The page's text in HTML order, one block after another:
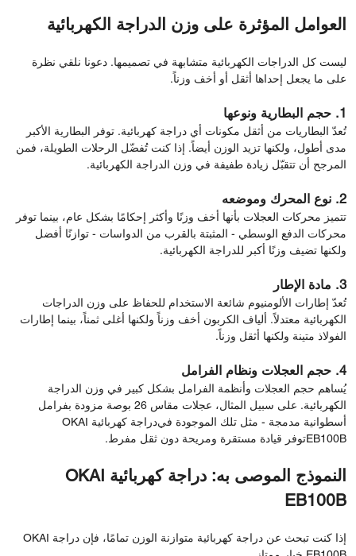
العوامل المؤثرة على وزن الدراجة الكهربائية
ليست كل الدراجات الكهربائية متشابهة في تصميمها. دعونا نلقي نظرة
على ما يجعل إحداها أثقل أو أخف وزناً.
1. حجم البطارية ونوعها
تُعدّ البطاريات من أثقل مكونات أي دراجة كهربائية. توفر البطارية الأكبر
مدى أطول، ولكنها تزيد الوزن أيضاً. إذا كنت تُفضّل الرحلات الطويلة، فمن
المرجح أن تتقبّل زيادة طفيفة في وزن الدراجة الكهربائية.
2. نوع المحرك وموضعه
تتميز محركات العجلات بأنها أخف وزنًا وأكثر إحكامًا بشكل عام، بينما توفر
محركات الدفع الوسطي - المثبتة بالقرب من الدواسات - توازنًا أفضل
ولكنها تضيف وزنًا أكبر للدراجة الكهربائية.
3. مادة الإطار
تُعدّ إطارات الألومنيوم شائعة الاستخدام للحفاظ على وزن الدراجات
الكهربائية معتدلاً. ألياف الكربون أخف وزناً ولكنها أغلى ثمناً، بينما إطارات
الفولاذ متينة ولكنها أثقل وزناً.
4. حجم العجلات ونظام الفرامل
يُساهم حجم العجلات وأنظمة الفرامل بشكل كبير في وزن الدراجة
الكهربائية. على سبيل المثال، عجلات مقاس 26 بوصة مزودة بفرامل
أسطوانية مدمجة - مثل تلك الموجودة في
دراجة كهربائية OKAI
EB100Bتوفر قيادة مستقرة ومريحة دون ثقل مفرط.
النموذج الموصى به: دراجة كهربائية OKAI
EB100B
إذا كنت تبحث عن دراجة كهربائية متوازنة الوزن تمامًا، فإن دراجة OKAI